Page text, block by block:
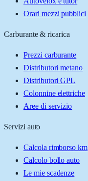
Orari mezzi pubblici
Carburante & ricarica
Prezzi carburante
Distributori metano
Distributori GPL
Colonnine elettriche
Aree di servizio
Servizi auto
Calcola rimborso km
Calcolo bollo auto
Le mie scadenze